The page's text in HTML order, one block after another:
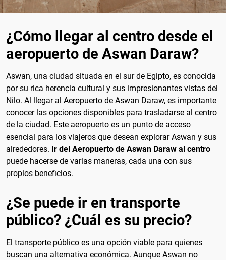
¿Cómo llegar al centro desde el
aeropuerto de Aswan Daraw?
Aswan, una ciudad situada en el sur de Egipto, es conocida
por su rica herencia cultural y sus impresionantes vistas del
Nilo. Al llegar al Aeropuerto de Aswan Daraw, es importante
conocer las opciones disponibles para trasladarse al centro
de la ciudad. Este aeropuerto es un punto de acceso
esencial para los viajeros que desean explorar Aswan y sus
alrededores. Ir del Aeropuerto de Aswan Daraw al centro
puede hacerse de varias maneras, cada una con sus
propios beneficios.
¿Se puede ir en transporte
público? ¿Cuál es su precio?
El transporte público es una opción viable para quienes
buscan una alternativa económica. Aunque Aswan no